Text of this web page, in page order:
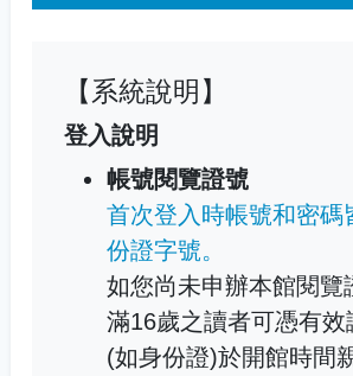
【系統說明】
登入說明
帳號閱覽證號
首次登入時帳號和密碼
份證字號。
如您尚未申辦本館閱覽
滿16歲之讀者可憑有效
(如身份證)於開館時間